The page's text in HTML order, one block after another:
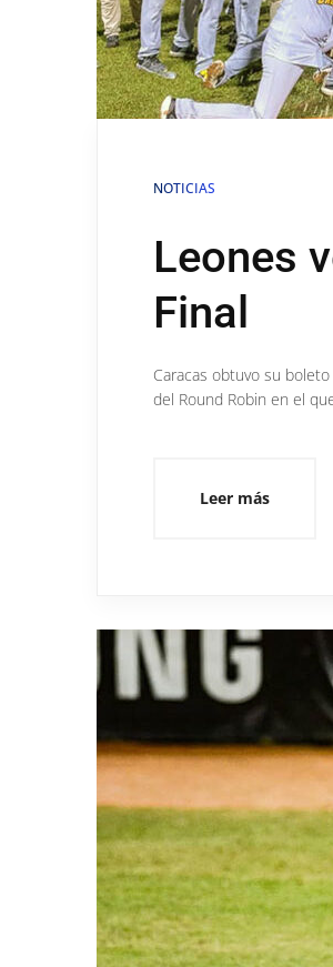
NOTICIAS
Leones
Final
Caracas obtuvo su
del Round Robin en el
Leer más